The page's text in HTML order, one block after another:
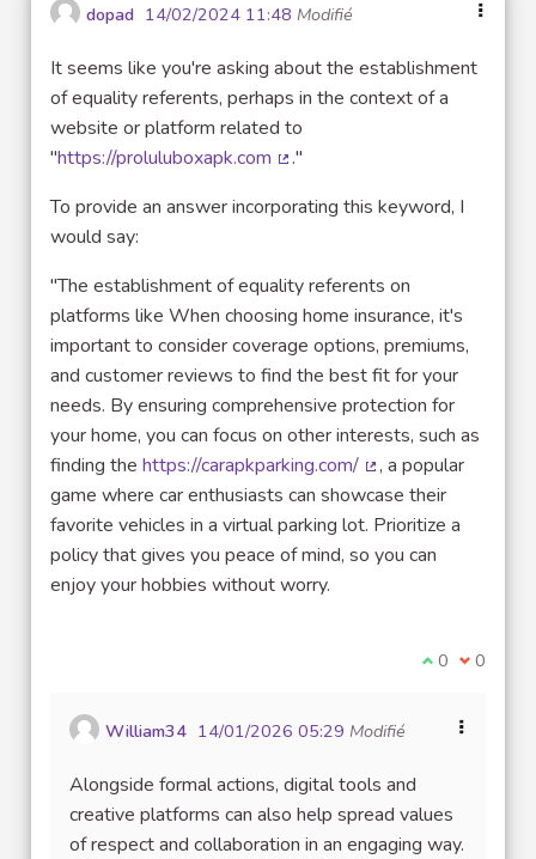
dopad 14/02/2024 11:48 Modifié
It seems like you're asking about the establishment
of equality referents, perhaps in the context of a
website or platform related to
"https://proluluboxapk.com
."
To provide an answer incorporating this keyword, I
would say:
"The establishment of equality referents on
platforms like When choosing home insurance, it's
important to consider coverage options, premiums,
and customer reviews to find the best fit for your
needs. By ensuring comprehensive protection for
your home, you can focus on other interests, such as
finding the https://carapkparking.com/
(Lien externe)
, a popular
game where car enthusiasts can showcase their
favorite vehicles in a virtual parking lot. Prioritize a
policy that gives you peace of mind, so you can
enjoy your hobbies without worry.
Je suis
0 Je ne
0
William34 14/01/2026 05:29 Modifié
Alongside formal actions, digital tools and
creative platforms can also help spread values
of respect and collaboration in an engaging way.